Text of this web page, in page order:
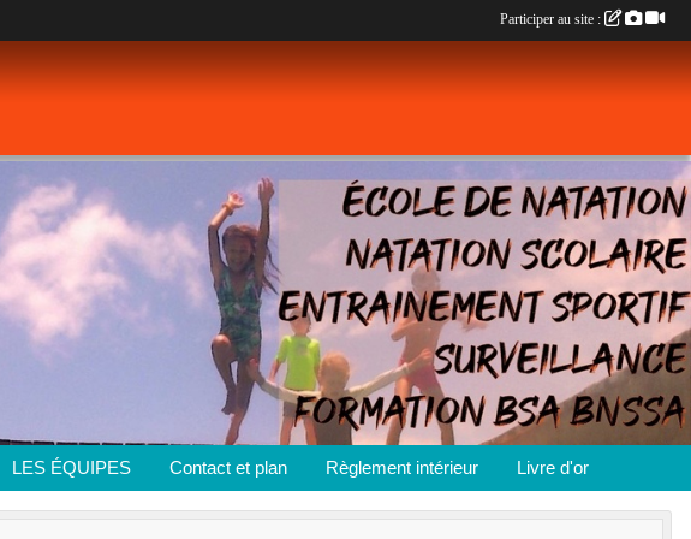
LES ÉQUIPES Contact et plan Règlement intérieur Livre d'or
Participer au site :